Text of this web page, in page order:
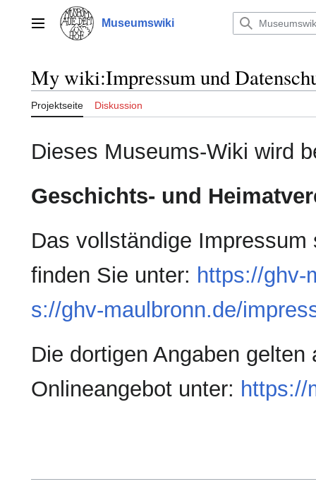
springenHauptmenü Museumswiki
My wiki:Impressum und
Projektseite Diskussion
Dieses Museums‑Wiki wird
Geschichts- und
Das vollständige
finden Sie unter: https://ghv-
s://ghv-maulbronn.de/
Die dortigen Angaben
Onlineangebot unter: https://